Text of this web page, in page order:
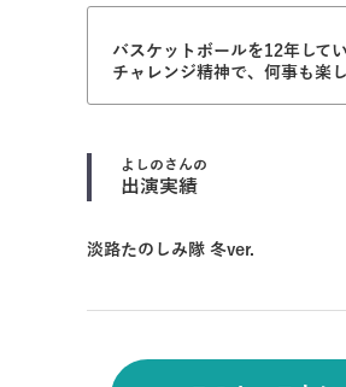
バスケットボールを12年して
チャレンジ精神で、何事も楽
よしの さんの
出演実績
淡路たのしみ隊 冬ver.